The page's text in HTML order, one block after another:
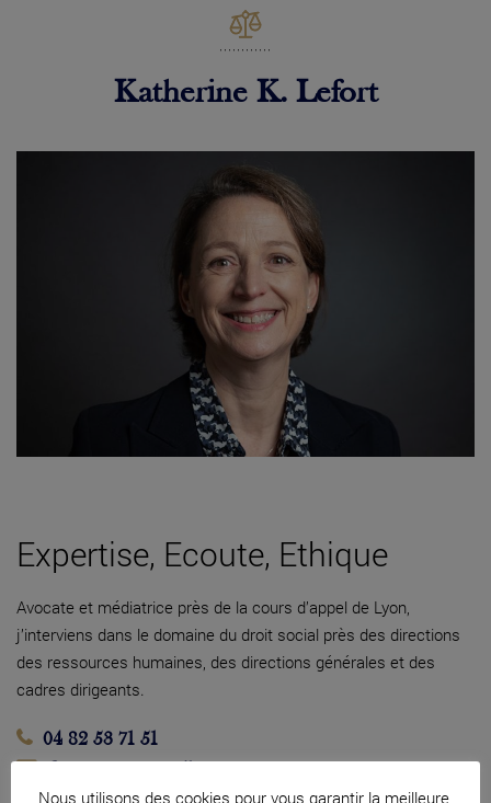
Katherine K. Lefort
Expertise, Ecoute, Ethique
Avocate et médiatrice près de la cours d’appel de Lyon,
j’interviens dans le domaine du droit social près des directions
des ressources humaines, des directions générales et des
cadres dirigeants.
04 82 53 71 51
Nous utilisons des cookies pour vous garantir la meilleure